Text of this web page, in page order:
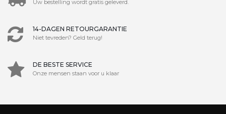
Uw bestelling wordt gratis geleverd.
14-DAGEN RETOURGARANTIE
Niet tevreden? Geld terug!
DE BESTE SERVICE
Onze mensen staan voor u klaar